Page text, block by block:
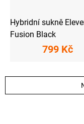
Hybridní sukně
Fusion Black
799 Kč